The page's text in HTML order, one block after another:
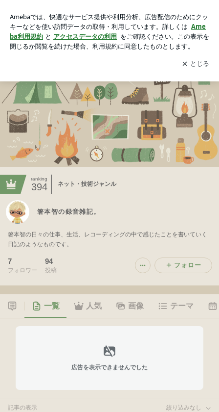
アプリをダウンロードして ブログの更新通知
を受け取りまし
ょう。
開く
ranking
394 ネット・技術ジャンル
箸本智の録音雑記。
箸本智の日々の仕事、生活、レコーディングの中で感じたことを書いていく
日記のようなものです。
7
フォロワー
94
投稿
フォロー
一覧 人気 画像 テーマ
広告を表示できませんでした
記事の表示 絞り込みなし